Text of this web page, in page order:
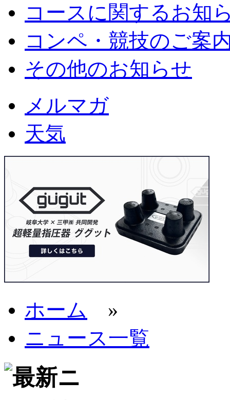
コースに関するお知
コンペ・競技のご案
その他のお知らせ
メルマガ
天気
ホーム »
ニュース一覧